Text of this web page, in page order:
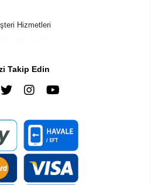
Hizmetleri
Takip Edin